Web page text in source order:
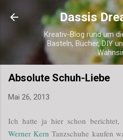
Direkt zum
Dassis
Kreativ-Blog rund um
Basteln, Bücher, DIY
Absolute Schuh-Liebe
Mai 26, 2013
Ich hatte ja hier schon
Werner Kern Tanzschuhe kaufen